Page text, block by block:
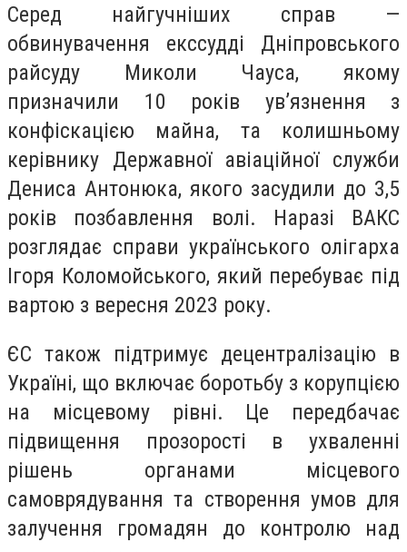
Серед найгучніших справ —
обвинувачення екссудді Дніпровського
райсуду Миколи Чауса, якому
призначили 10 років ув’язнення з
конфіскацією майна, та колишньому
керівнику Державної авіаційної служби
Дениса Антонюка, якого засудили до 3,5
років позбавлення волі. Наразі ВАКС
розглядає справи українського олігарха
Ігоря Коломойського, який перебуває під
вартою з вересня 2023 року.
ЄС також підтримує децентралізацію в
Україні, що включає боротьбу з корупцією
на місцевому рівні. Це передбачає
підвищення прозорості в ухваленні
рішень органами місцевого
самоврядування та створення умов для
залучення громадян до контролю над